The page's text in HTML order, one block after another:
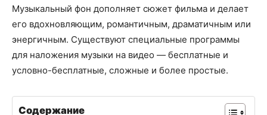
Музыкальный фон дополняет сюжет фильма и делает
его вдохновляющим, романтичным, драматичным или
энергичным. Существуют специальные программы
для наложения музыки на видео — бесплатные и
условно-бесплатные, сложные и более простые.
Содержание